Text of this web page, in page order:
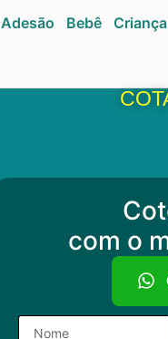
Adesão Bebê Criança
com o